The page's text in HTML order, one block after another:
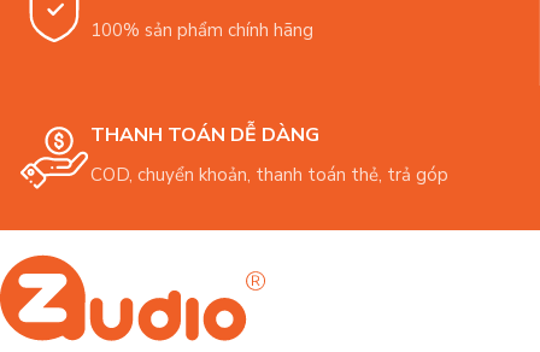
100% sản phẩm chính hãng
THANH TOÁN DỄ DÀNG
COD, chuyển khoản, thanh toán thẻ, trả góp